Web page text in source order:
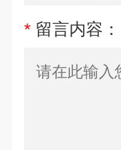
* 留言内容：